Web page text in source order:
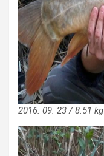
2016. 09. 23 / 8.51 kg